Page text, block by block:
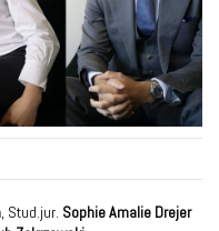
, Stud.jur. Sophie Amalie Drejer